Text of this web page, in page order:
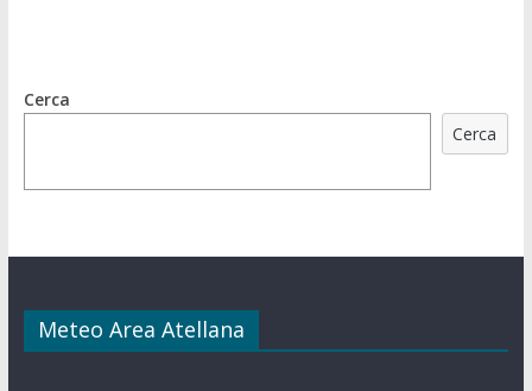
Cerca
Cerca
Meteo Area Atellana